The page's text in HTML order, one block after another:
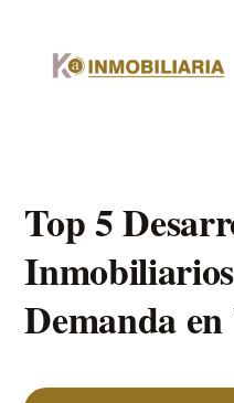
Top 5
Demanda